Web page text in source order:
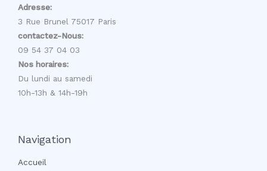
Adresse:
3 Rue Brunel 75017 Paris
contactez-Nous:
09 54 37 04 03
Nos horaires:
Du lundi au samedi
10h-13h & 14h-19h
Navigation
Accueil